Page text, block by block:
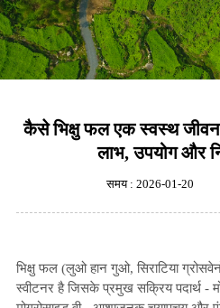
कैसे भिक्षु फल एक स्वस्थ
लाभ, उपयोग और
समय : 2026-01-20
भिक्षु फल (लुओ हान गुओ, सिराटिया
स्वीटनर है जिसके प्रमुख सक्रिय पदार्थ -